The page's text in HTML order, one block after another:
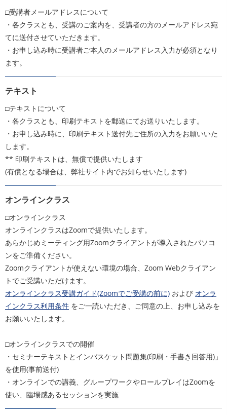
□受講者メールアドレスについて
・各クラスとも、受講のご案内を、受講者の方のメールアドレス宛
てに送付させていただきます。
・お申し込み時に受講者ご本人のメールアドレス入力が必須となり
ます。
テキスト
□テキストについて
・各クラスとも、印刷テキストを郵送にてお送りいたします。
・お申し込み時に、印刷テキスト送付先ご住所の入力をお願いいた
します。
** 印刷テキストは、無償で提供いたします
(有償となる場合は、弊社サイト内でお知らせいたします)
オンラインクラス
□オンラインクラス
オンラインクラスはZoomで提供いたします。
あらかじめミーティング用Zoomクライアントが導入されたパソコ
ンをご準備ください。
Zoomクライアントが使えない環境の場合、Zoom Webクライアン
トでご受講いただけます。
オンラインクラス受講ガイド(Zoomでご受講の前に) および オンラ
インクラス利用条件 をご一読いただき、ご同意の上、お申し込みを
お願いいたします。
□オンラインクラスでの開催
・セミナーテキストとインバスケット問題集(印刷・手書き回答用)」
を使用(事前送付)
・オンラインでの講義、グループワークやロールプレイはZoomを
使い、臨場感あるセッションを実施